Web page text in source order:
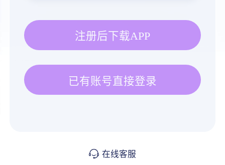
注册后下载APP
已有账号直接登录
在线客服